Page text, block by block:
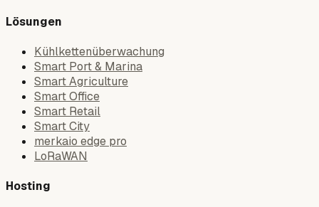
Lösungen
Kühlkettenüberwachung
Smart Port & Marina
Smart Agriculture
Smart Office
Smart Retail
Smart City
merkaio edge pro
LoRaWAN
Hosting